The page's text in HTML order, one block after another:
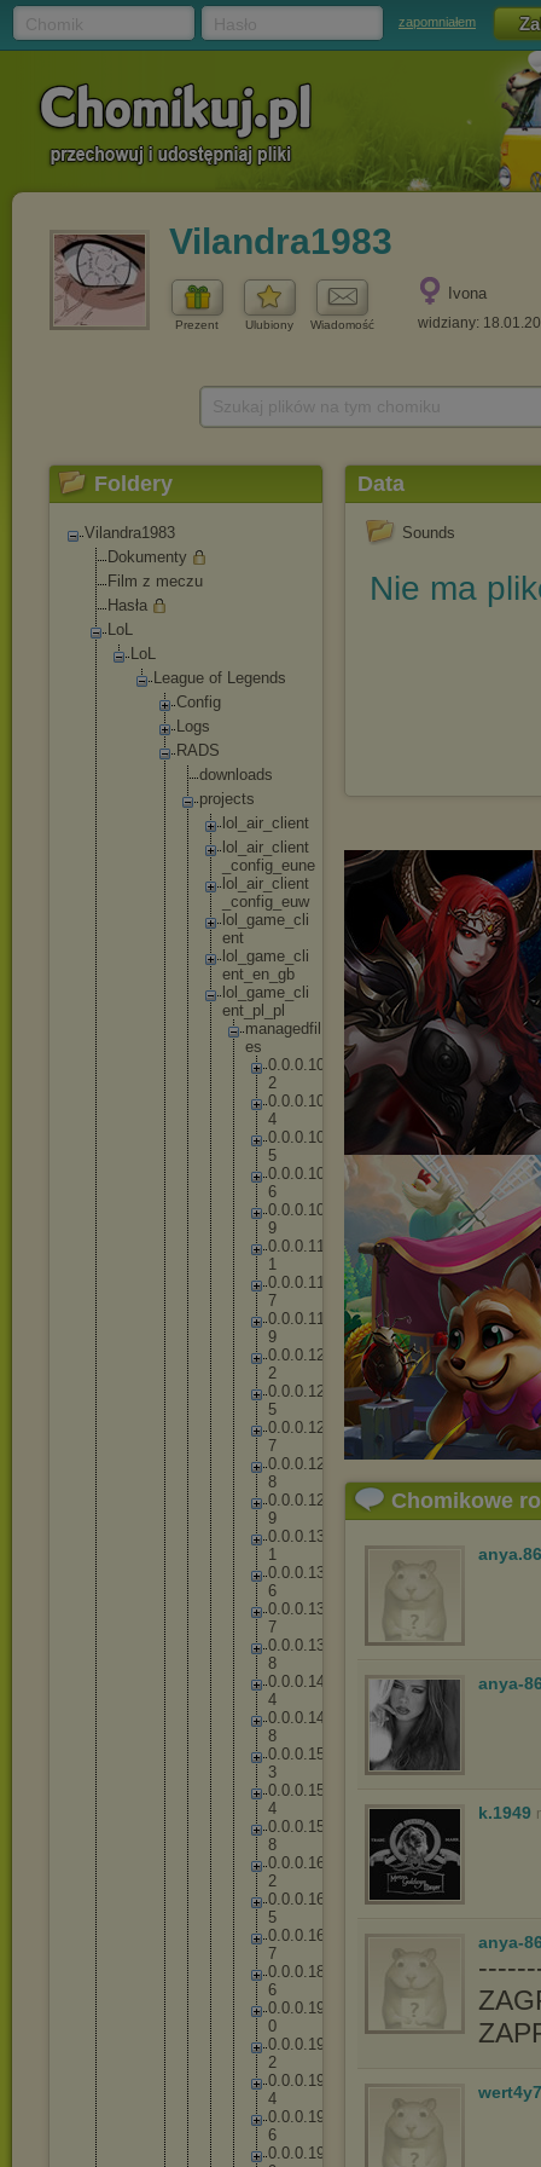
zapomniałem
Vilandra1983
Prezent Ulubiony Wiadomość
Ivona
widziany:
Foldery
Vilandra1983
Dokumenty
Film z meczu
Hasła
LoL
LoL
League of Legends
Config
Logs
RADS
downl oads
projects
lo
air_ cl ient
lo
air_ cl ient
_config_ eune
lo
air_ cl ient
_config_ euw
lo
game _c li
ent
lo
game _c li
ent_ en _gb
lo
game _c li
ent_ pl _p
managedfi
es
0.0.0.10
2
0.0.0.10
4
0.0.0.10
5
0.0.0.10
6
0.0.0.10
9
0.0.0.11
1
0.0.0.11
7
0.0.0.11
9
0.0.0.12
2
0.0.0.12
5
0.0.0.12
7
0.0.0.12
8
0.0.0.12
9
0.0.0.13
1
0.0.0.13
6
0.0.0.13
7
0.0.0.13
8
0.0.0.14
4
0.0.0.14
8
0.0.0.15
3
0.0.0.15
4
0.0.0.15
8
0.0.0.16
2
0.0.0.16
5
0.0.0.16
7
0.0.0.18
6
0.0.0.19
0
0.0.0.19
2
0.0.0.19
4
0.0.0.19
6
0.0.0.19
Data
Sounds
Nie ma
Chomikowe
anya.86
anya-
k.1949
anya-